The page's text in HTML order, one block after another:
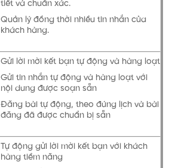
tiết và chuẩn xác.
Quản lý đồng thời nhiều tin nhắn của
khách hàng.
Gửi lời mời kết bạn tự động và hàng loạt
Gửi tin nhắn tự động và hàng loạt với
nội dung được soạn sẵn
Đăng bài tự động, theo đúng lịch và bài
đăng đã được chuẩn bị sẵn
Tự động gửi lời mời kết bạn với khách
hàng tiềm năng